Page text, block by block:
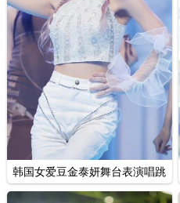
韩国女爱豆金泰妍舞台表演唱跳
俱佳图片